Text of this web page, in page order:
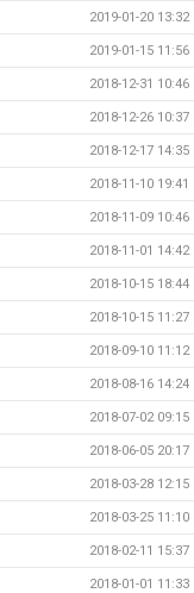
2019-01-20 13:32
2019-01-15 11:56
2018-12-31 10:46
2018-12-26 10:37
2018-12-17 14:35
2018-11-10 19:41
2018-11-09 10:46
2018-11-01 14:42
2018-10-15 18:44
2018-10-15 11:27
2018-09-10 11:12
2018-08-16 14:24
2018-07-02 09:15
2018-06-05 20:17
2018-03-28 12:15
2018-03-25 11:10
2018-02-11 15:37
2018-01-01 11:33